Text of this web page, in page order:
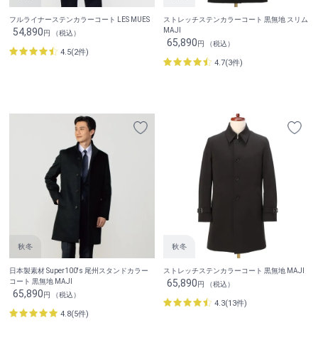
フルライナーステンカラーコート LES MUES
54,890円 （税込）
4.5(2件)
ストレッチステンカラーコート 黒無地 スリム
MAJI
65,890円 （税込）
4.7(3件)
日本製素材 Super100's 尾州スタンドカラー
コート 黒無地 MAJI
65,890円 （税込）
4.8(5件)
ストレッチステンカラーコート 黒無地 MAJI
65,890円 （税込）
4.3(13件)